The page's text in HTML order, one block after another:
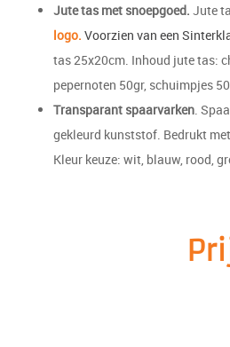
Jute tas met snoepgoed. Jute
logo. Voorzien van een
tas 25x20cm. Inhoud jute tas:
pepernoten 50gr, schuimpjes
Transparant spaarvarken .
gekleurd kunststof. Bedrukt met
Kleur keuze: wit, blauw, rood,